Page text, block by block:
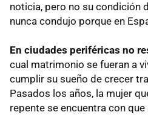
noticia, pero no su condición
nunca condujo porque en
En ciudades periféricas no
cual matrimonio se fueran a
cumplir su sueño de crecer
Pasados los años, la mujer
repente se encuentra con